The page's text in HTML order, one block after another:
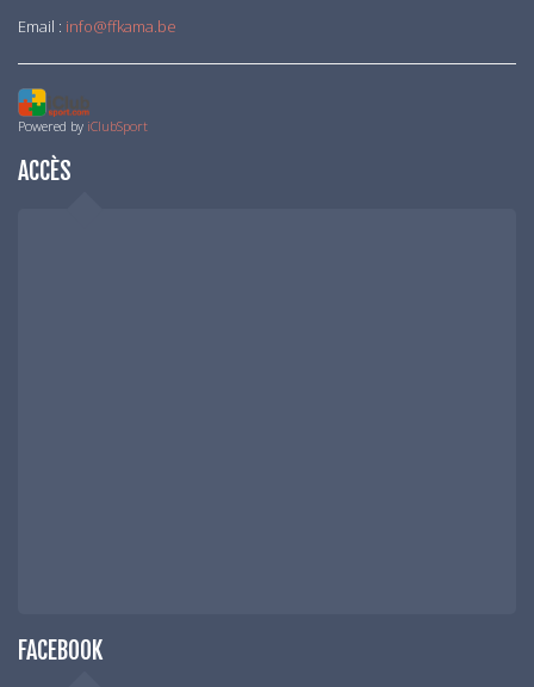
Email : info@ffkama.be
Powered by iClubSport
ACCÈS
FACEBOOK